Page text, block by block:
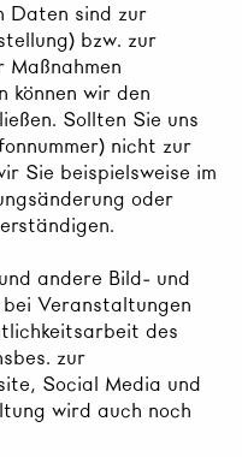
Daten sind zur
bzw. zur
können wir den
Sollten Sie uns
nicht zur
Sie beispielsweise im
oder
andere Bild- und
Veranstaltungen
des
zur
Social Media und
wird auch noch